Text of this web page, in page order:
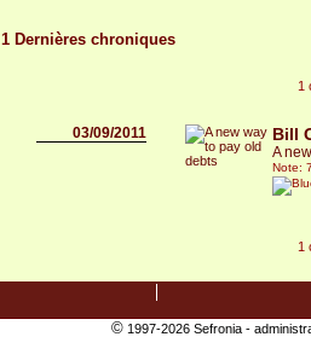
1 Dernières chroniques
1
03/09/2011 Bill
A
Note:
1
©1997-2026 Sefronia -